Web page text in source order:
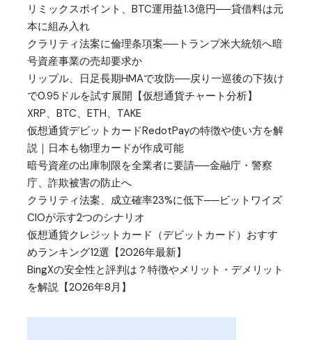
リミックスポイント、BTC運用益1.3億円──貸借料は元
本に組み入れ
クラリティ法案に倫理条項案──トランプ米大統領へ暗
号資産事業の売却要求か
リップル、日足長期HMAで攻防──戻り一巡後の下抜け
で0.95ドルを試す展開【仮想通貨チャート分析】
XRP、BTC、ETH、TAKE
仮想通貨デビットカードRedotPayの特徴や使い方を解
説｜日本も物理カードが作成可能
暗号資産の出庫制限を全業者に要請──金融庁・警察
庁、詐欺被害の防止へ
クラリティ法案、成立確率23%に低下──ビットワイズ
CIOが示す2つのシナリオ
仮想通貨クレジットカード（デビットカード）おすす
めランキング12選【2026年最新】
BingXの安全性と評判は？特徴やメリット・デメリット
を解説【2026年8月】